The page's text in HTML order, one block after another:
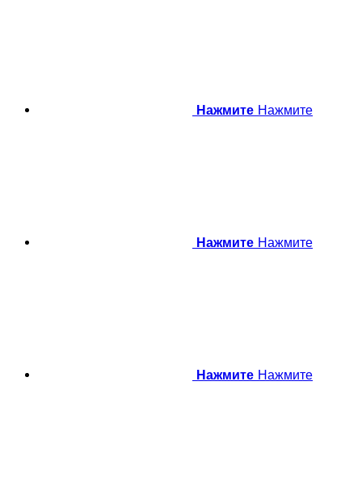
Нажмите Нажмите
Нажмите Нажмите
Нажмите Нажмите